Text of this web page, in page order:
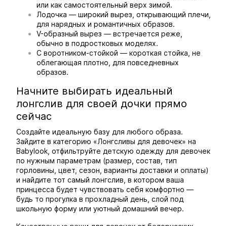
или как самостоятельный верх зимой.
Лодочка — широкий вырез, открывающий плечи,
для нарядных и романтичных образов.
V-образный вырез — встречается реже,
обычно в подростковых моделях.
С воротником-стойкой — короткая стойка, не
облегающая плотно, для повседневных
образов.
Начните выбирать идеальный
лонгслив для своей дочки прямо
сейчас
Создайте идеальную базу для любого образа.
Зайдите в категорию «Лонгсливы для девочек» на
Babylook, отфильтруйте детскую одежду для девочек
по нужным параметрам (размер, состав, тип
горловины, цвет, сезон, варианты доставки и оплаты)
и найдите тот самый лонгслив, в котором ваша
принцесса будет чувствовать себя комфортно —
будь то прогулка в прохладный день, слой под
школьную форму или уютный домашний вечер.